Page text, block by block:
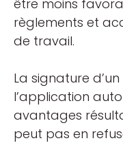
être moins
règlements et
de travail.
La signature
l’application
avantages
peut pas en